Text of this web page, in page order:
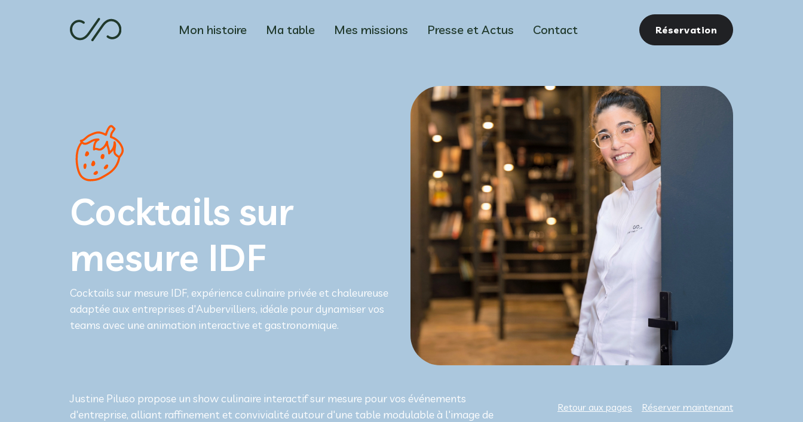
Mon histoire Ma table Mes missions Presse et Actus Contact Réservation
Cocktails sur
mesure IDF
Cocktails sur mesure IDF, expérience culinaire privée et chaleureuse
adaptée aux entreprises d'Aubervilliers, idéale pour dynamiser vos
teams avec une animation interactive et gastronomique.
Justine Piluso propose un show culinaire interactif sur mesure pour vos événements
d'entreprise, alliant raffinement et convivialité autour d'une table modulable à l'image de
Retour aux pages Réserver maintenant